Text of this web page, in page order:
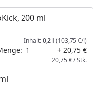
200 ml
Inhalt:0,2 l (103,75 €/l)
1 + 20,75 €
20,75 € / Stk.